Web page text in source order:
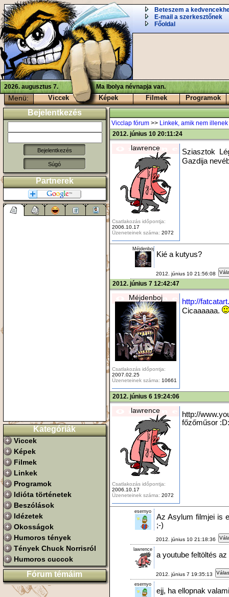
Beteszem a
E-mail a szerkesztőnek
Főoldal
2026. augusztus 7. Ma Ibolya névnapja van.
Menü: Viccek Képek Filmek Programok
Bejelentkezés
Súgó
Partnerek
Kategóriák
Viccek
Képek
Filmek
Linkek
Programok
Idióta történetek
Beszólások
Idézetek
Okosságok
Humoros tények
Tények Chuck Norrisról
Humoros cuccok
Fórum témáim
Vicclap fórum >> Linkek, amik nem
2012. június 10 20:11:24
lawrence
Csatlakozás időpontja:
2006.10.17
Üzeneteinek száma: 2072
Sziasztok
Gazdija
Méjdenboj
Kié a kutyus?
2012. június 10 21:56:08
2012. június 7 12:42:47
Méjdenboj
Csatlakozás időpontja:
2007.02.25
Üzeneteinek száma: 10661
http://
Cicaaaaaa.
2012. június 6 19:24:06
lawrence
Csatlakozás időpontja:
2006.10.17
Üzeneteinek száma: 2072
http://
főzőműsor
esernyo
Az Asylum filmjei is
;-)
2012. június 10 21:18:36
lawrence
a youtube feltöltés
2012. június 7 19:35:13
esernyo
ejj, ha ellopnak